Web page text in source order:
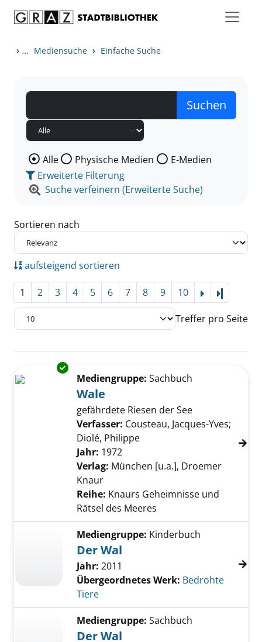
› ... Mediensuche › Einfache Suche
Wählen Sie die Medienart nach der Sie suchen wollen.
Alle Physische Medien
E-Medien
Erweiterte Filterung
Suche verfeinern (Erweiterte Suche)
Sortieren nach
aufsteigend sortieren
1 2 3 4 5 6 7 8 9 10
Treffer pro Seite
Suchergebnis
Zu den Suchfiltern springen
Exemplar-Details von Wale anzeigen
Mediengruppe: Sachbuch
Wale
gefährdete Riesen der See
Verfasser: Cousteau, Jacques-Yves;
Diolé, Philippe Suche nach diesem
Jahr: 1972
Verlag: München [u.a.], Droemer
Knaur
Reihe: Knaurs Geheimnisse und
Rätsel des Meeres
Mediengruppe: Kinderbuch
Der Wal
Jahr: 2011
Übergeordnetes Werk: Bedrohte
Tiere
Mediengruppe: Sachbuch
Der Wal